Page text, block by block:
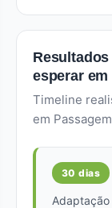
esperar em
Timeline
em
30 dias